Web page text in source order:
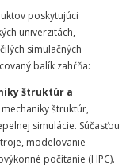
poskytujúci
univerzitách,
simulačných
balík zahŕňa:
štruktúr a
štruktúr,
simulácie. Súčasťou
modelovanie
počítanie (HPC).